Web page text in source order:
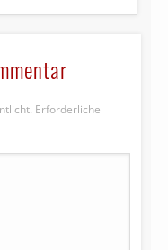
Erforderliche